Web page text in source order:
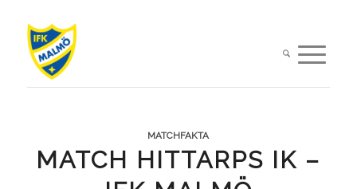
MATCHFAKTA
MATCH HITTARPS IK –